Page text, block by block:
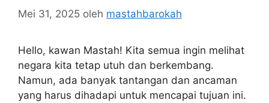
Mei 31, 2025 oleh mastahbarokah
Hello, kawan Mastah! Kita semua ingin melihat
negara kita tetap utuh dan berkembang.
Namun, ada banyak tantangan dan ancaman
yang harus dihadapi untuk mencapai tujuan ini.